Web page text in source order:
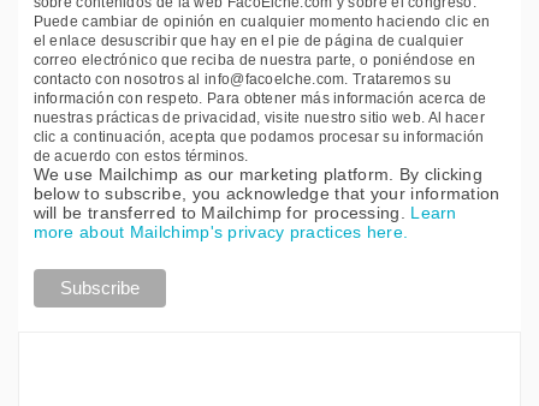
Puede cambiar de opinión en cualquier momento haciendo clic en
el enlace desuscribir que hay en el pie de página de cualquier
correo electrónico que reciba de nuestra parte, o poniéndose en
contacto con nosotros al info@facoelche.com. Trataremos su
información con respeto. Para obtener más información acerca de
nuestras prácticas de privacidad, visite nuestro sitio web. Al hacer
clic a continuación, acepta que podamos procesar su información
de acuerdo con estos términos.
We use Mailchimp as our marketing platform. By clicking
below to subscribe, you acknowledge that your information
will be transferred to Mailchimp for processing. Learn
more about Mailchimp's privacy practices here.